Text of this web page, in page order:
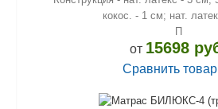
кокос. - 1 см; нат.
П
от 15698
Сравнить товар